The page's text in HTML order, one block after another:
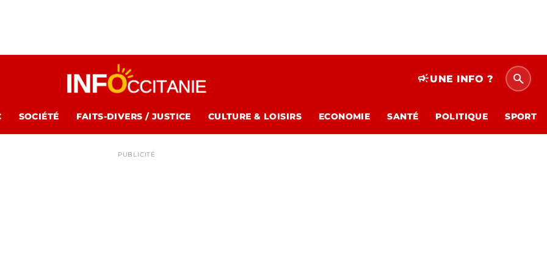
campaignUNE INFO ? search
SOCIÉTÉ FAITS-DIVERS / JUSTICE CULTURE & LOISIRS ECONOMIE SANTÉ POLITIQUE SPORT
PUBLICITÉ